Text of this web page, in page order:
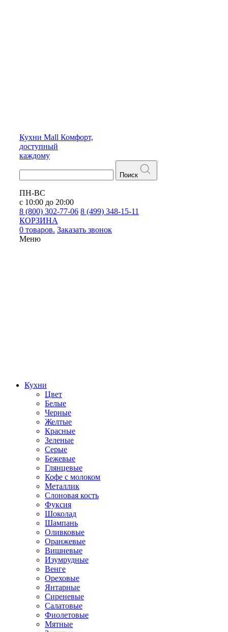
Кухни Mall Комфорт,
доступный
каждому
Поиск
ПН-ВС
с 10:00 до 20:00
8 (800) 302-77-06 8 (499) 348-15-11
КОРЗИНА
0 товаров. Заказать звонок
Меню
Кухни
Цвет
Белые
Черные
Желтые
Красные
Зеленые
Серые
Бежевые
Глянцевые
Кофе с молоком
Металлик
Слоновая кость
Фуксия
Шоколад
Шампань
Оливковые
Оранжевые
Вишневые
Изумрудные
Венге
Ореховые
Янтарные
Сиреневые
Салатовые
Фиолетовые
Мятные